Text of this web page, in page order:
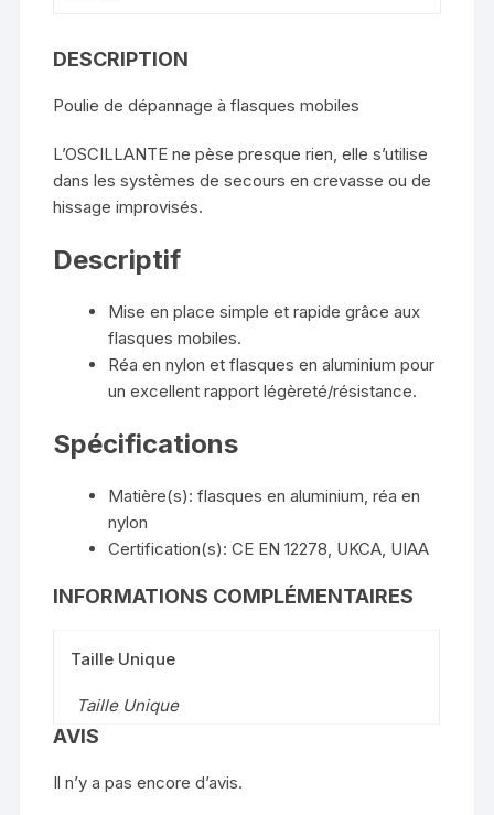
DESCRIPTION
Poulie de dépannage à flasques mobiles
L’OSCILLANTE ne pèse presque rien, elle s’utilise
dans les systèmes de secours en crevasse ou de
hissage improvisés.
Descriptif
Mise en place simple et rapide grâce aux
flasques mobiles.
Réa en nylon et flasques en aluminium pour
un excellent rapport légèreté/résistance.
Spécifications
Matière(s): flasques en aluminium, réa en
nylon
Certification(s): CE EN 12278, UKCA, UIAA
INFORMATIONS COMPLÉMENTAIRES
Taille Unique
Taille Unique
AVIS
Il n’y a pas encore d’avis.